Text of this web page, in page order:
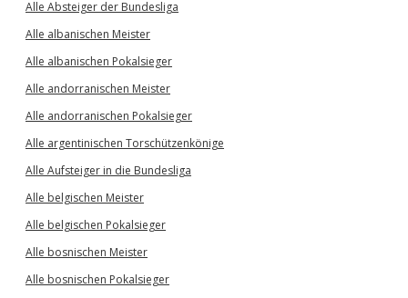
Alle Absteiger der Bundesliga
Alle albanischen Meister
Alle albanischen Pokalsieger
Alle andorranischen Meister
Alle andorranischen Pokalsieger
Alle argentinischen Torschützenkönige
Alle Aufsteiger in die Bundesliga
Alle belgischen Meister
Alle belgischen Pokalsieger
Alle bosnischen Meister
Alle bosnischen Pokalsieger